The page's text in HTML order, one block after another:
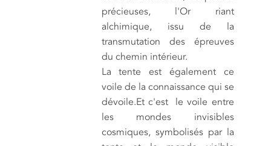
précieuses, l'Or riant
alchimique, issu de la
transmutation des épreuves
du chemin intérieur.
La tente est également ce
voile de la connaissance qui se
dévoile.Et c'est le voile entre
les mondes invisibles
cosmiques, symbolisés par la